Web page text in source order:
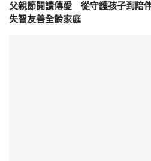
父親節閱讀傳愛 從守護孩子到陪
失智友善全齡家庭